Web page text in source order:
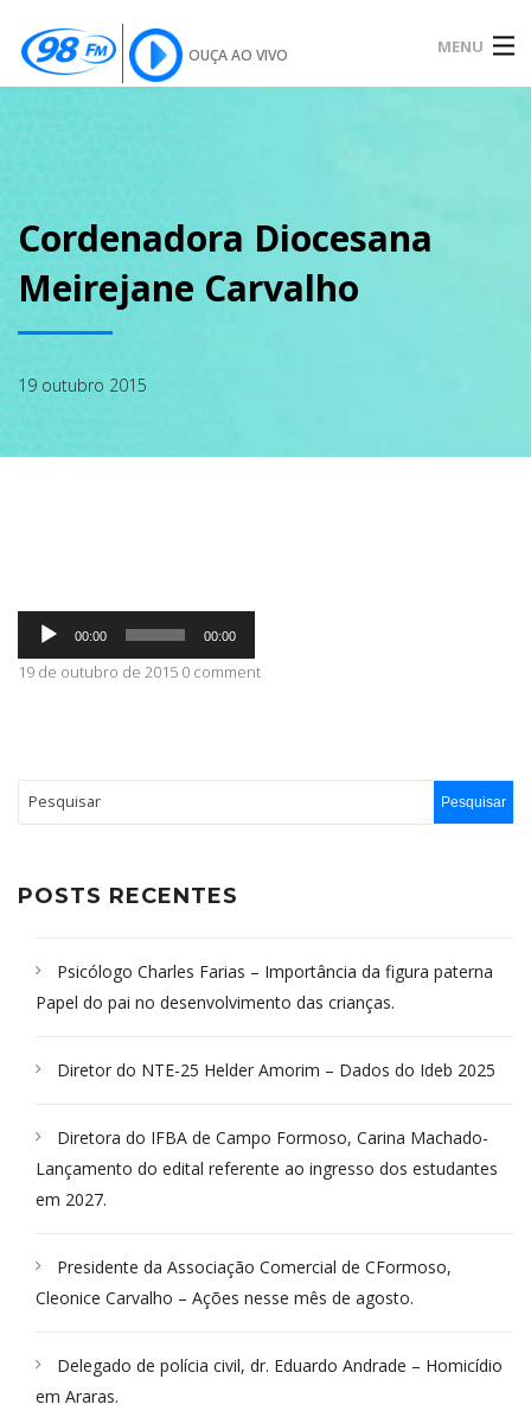
OUÇA AO VIVO MENU
SOBRE
CONTATO
Cordenadora Diocesana
Meirejane Carvalho
19 outubro 2015
Tocador
áudio
00:00 00:00
19 de outubro de 2015 0 comment
POSTS RECENTES
Psicólogo Charles Farias – Importância da figura paterna
Papel do pai no desenvolvimento das crianças.
Diretor do NTE-25 Helder Amorim – Dados do Ideb 2025
Diretora do IFBA de Campo Formoso, Carina Machado-
Lançamento do edital referente ao ingresso dos estudantes
em 2027.
Presidente da Associação Comercial de CFormoso,
Cleonice Carvalho – Ações nesse mês de agosto.
Delegado de polícia civil, dr. Eduardo Andrade – Homicídio
em Araras.